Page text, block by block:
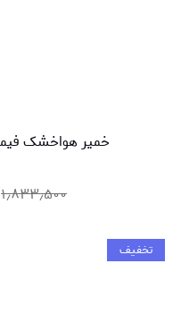
خمیر هواخشک فیمو استدلر با جلوه‌ی گرانیتی
۱٫۸۳۳٫۵۰۰
تخفیف